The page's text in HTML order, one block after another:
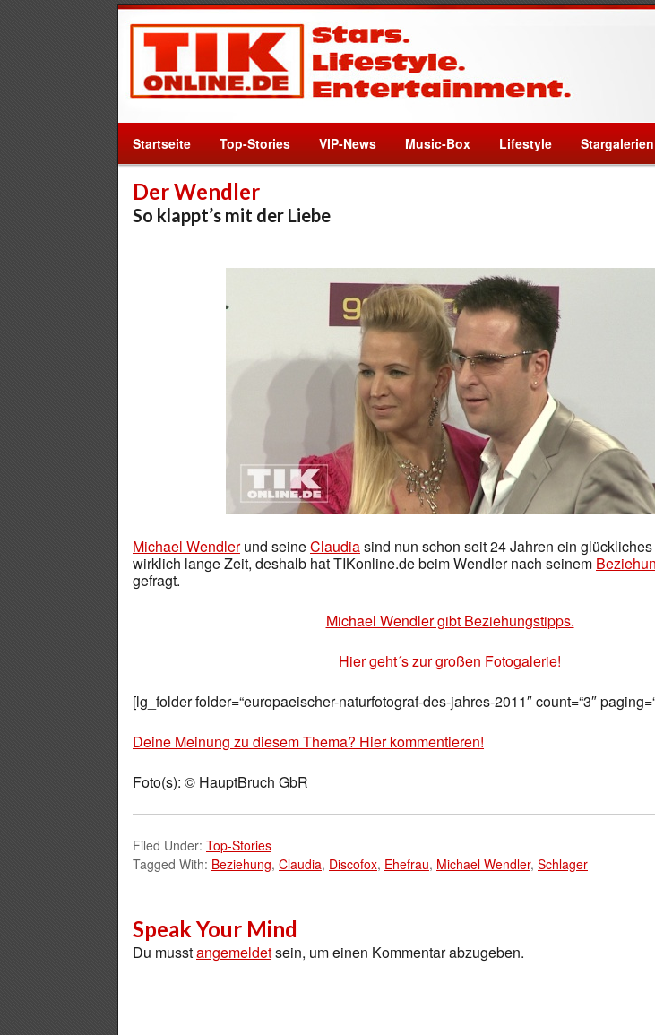
Startseite Top-Stories VIP-News Music-Box Lifestyle Stargalerien
Der Wendler
So klappt’s mit der Liebe
Michael Wendlerund seineClaudiasind nun schon seit 24 Jahren ein
wirklich lange Zeit, deshalb hat TIKonline.de beim Wendler nach seinem
gefragt.
Michael Wendler gibt Beziehungstipps.
Hier geht´s zur großen Fotogalerie!
[lg_folder folder=“europaeischer-naturfotograf-des-jahres-2011″ count=“3″
Deine Meinung zu diesem Thema? Hier kommentieren!
Foto(s): © HauptBruch GbR
Filed Under: Top-Stories
Tagged With: Beziehung, Claudia, Discofox, Ehefrau, Michael Wendler, Schlager
Speak Your Mind
Du musstangemeldetsein, um einen Kommentar abzugeben.